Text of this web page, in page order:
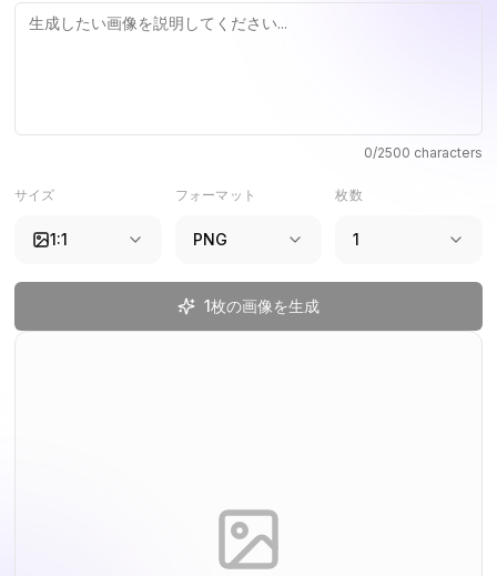
0/2500 characters
サイズ
1:1
フォーマット
PNG
枚数
1
1枚の画像を生成